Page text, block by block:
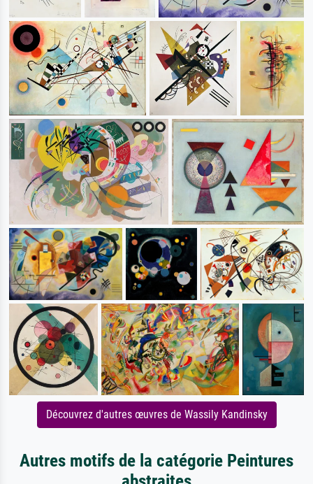
Découvrez d'autres œuvres de Wassily Kandinsky
Autres motifs de la catégorie Peintures